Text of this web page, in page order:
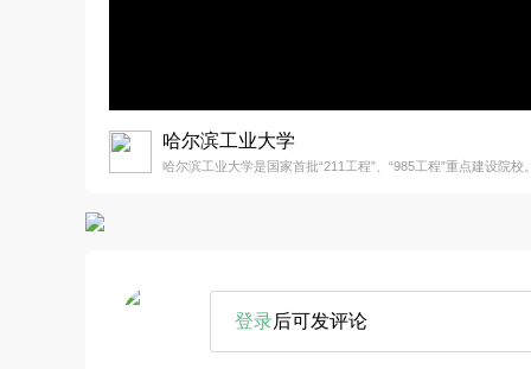
哈尔滨工业大学
哈尔滨工业大学是国家首批“211工程”、“985工程”重点建设院校。
登录后可发评论